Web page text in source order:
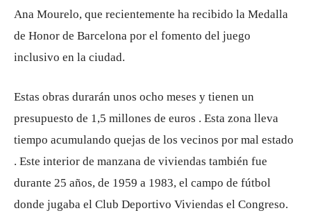
Ana Mourelo, que recientemente ha recibido la Medalla
de Honor de Barcelona por el fomento del juego
inclusivo en la ciudad.
Estas obras durarán unos ocho meses y tienen un
presupuesto de 1,5 millones de euros . Esta zona lleva
tiempo acumulando quejas de los vecinos por mal estado
. Este interior de manzana de viviendas también fue
durante 25 años, de 1959 a 1983, el campo de fútbol
donde jugaba el Club Deportivo Viviendas el Congreso.